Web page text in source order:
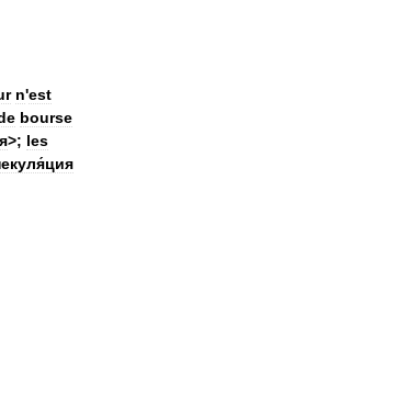
n'est
bourse
>; les